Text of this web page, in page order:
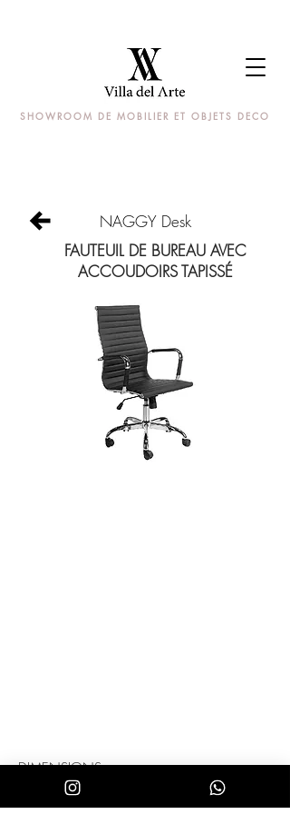
SHOWROOM DE MOBILIER ET OBJETS DECO
FAUTEUIL DE BUREAU AVEC
ACCOUDOIRS TAPISSÉ
NAGGY Desk
DIMENSIONS :
L 57 x l 58 x H 104/114 cm